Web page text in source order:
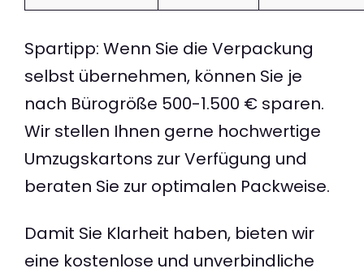
Spartipp: Wenn Sie die Verpackung
selbst übernehmen, können Sie je
nach Bürogröße 500-1.500 € sparen.
Wir stellen Ihnen gerne hochwertige
Umzugskartons zur Verfügung und
beraten Sie zur optimalen Packweise.
Damit Sie Klarheit haben, bieten wir
eine kostenlose und unverbindliche